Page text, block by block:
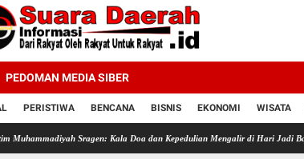
PEDOMAN MEDIA SIBER
PERISTIWA BENCANA BISNIS EKONOMI WISATA
Sragen: Kala Doa dan Kepedulian Mengalir di Hari Jadi Bahlil Lahadalia